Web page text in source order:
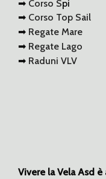
➡ Corso Spi
➡ Corso Top Sail
➡ Regate Mare
➡ Regate Lago
➡ Raduni VLV
Vivere la Vela Asd